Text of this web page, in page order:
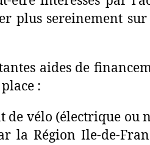
plus sereinement sur
aides de
:
de vélo (électrique ou
la Région Ile-de-